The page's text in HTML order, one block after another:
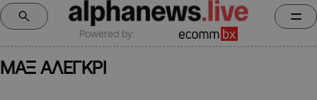
Powered by:
ΜΑΞ ΑΛΕΓΚΡΙ